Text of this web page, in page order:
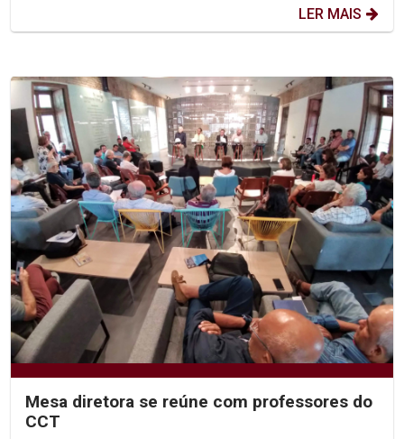
LER MAIS
Mesa diretora se reúne com professores do
CCT